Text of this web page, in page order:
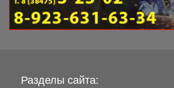
Разделы сайта: